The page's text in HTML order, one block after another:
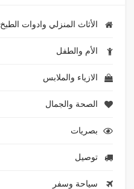
الأثاث المنزلي وادوات الطبخ
الأم والطفل
الازياء والملابس
الصحة والجمال
بصريات
توصيل
سياحة وسفر